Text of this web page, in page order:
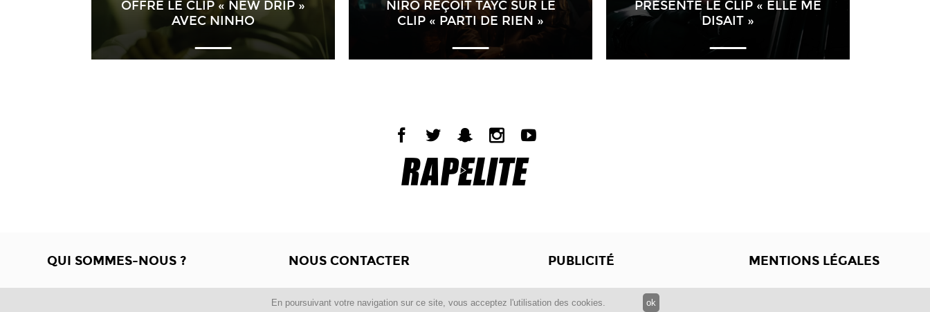
En poursuivant votre navigation sur ce site, vous acceptez l'utilisation des cookies. ok
OFFRE LE CLIP « NEW DRIP »
AVEC NINHO
NIRO REÇOIT TAYC SUR LE
CLIP « PARTI DE RIEN »
PRÉSENTE LE CLIP « ELLE ME
DISAIT »
QUI SOMMES-NOUS ? NOUS CONTACTER PUBLICITÉ MENTIONS LÉGALES